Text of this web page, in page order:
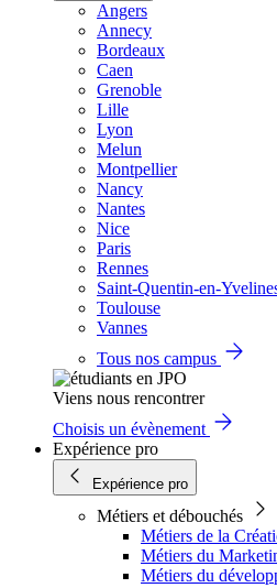
Angers
Annecy
Bordeaux
Caen
Grenoble
Lille
Lyon
Melun
Montpellier
Nancy
Nantes
Nice
Paris
Rennes
Saint-Quentin-en-
Toulouse
Vannes
Tous nos campus
Viens nous rencontrer
Choisis un évènement
Expérience pro
Expérience pro
Métiers et débouchés
Métiers de la
Métiers du
Métiers du